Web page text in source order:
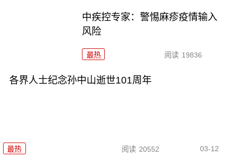
中疾控专家：警惕麻疹疫情输入
风险
最热 阅读 19836
各界人士纪念孙中山逝世101周年
最热 阅读 20552 03-12